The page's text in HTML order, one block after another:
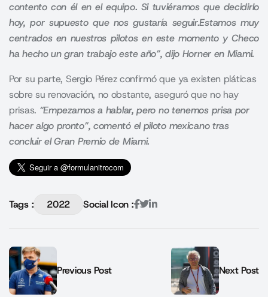
contento con él en el equipo. Si tuviéramos que decidirlo
hoy, por supuesto que nos gustaría seguir.Estamos muy
centrados en nuestros pilotos en este momento y Checo
ha hecho un gran trabajo este año”, dijo Horner en Miami.
Por su parte, Sergio Pérezconfirmó que ya existen pláticas
sobre su renovación, no obstante, aseguró que no hay
prisas. “Empezamos a hablar, pero no tenemos prisa por
hacer algo pronto”, comentó el piloto mexicano tras
concluir el Gran Premio de Miami.
Tags : 2022 Social Icon :
Previous Post Next Post